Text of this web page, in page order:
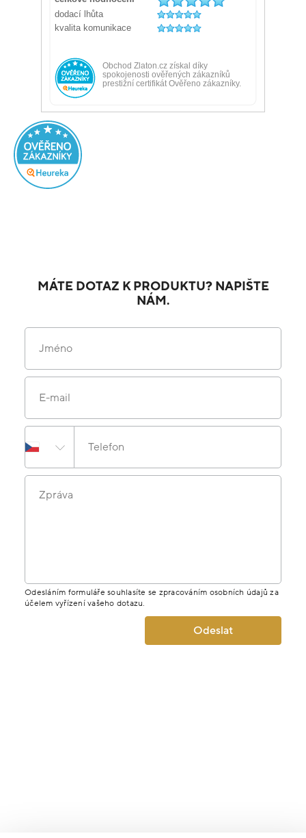
MÁTE DOTAZ K PRODUKTU? NAPIŠTE
NÁM.
Jméno
E-mail
Telefon
Zpráva
Odesláním formuláře souhlasíte se zpracováním osobních údajů za
účelem vyřízení vašeho dotazu.
Odeslat